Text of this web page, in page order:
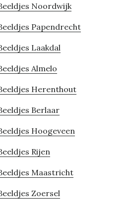
Noordwijk
Papendrecht
Laakdal
Almelo
Herenthout
Berlaar
Hoogeveen
Rijen
Maastricht
Zoersel